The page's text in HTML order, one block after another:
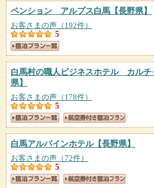
ペンション アルプス白馬 【長野県】
お客さまの声（192件）
5
白馬村の職人ビジネスホテル カルチ
県】
お客さまの声（178件）
5
白馬アルパインホテル【長野県】
お客さまの声（72件）
5